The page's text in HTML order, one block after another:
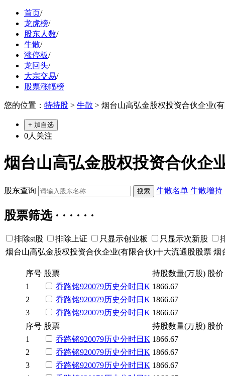
首页/
龙虎榜/
股东人数/
牛散/
涨停板/
龙回头/
大宗交易/
股票涨幅榜
您的位置： 特特股 > 牛散 > 烟台山高弘金股权投资合伙企业(
+ 加自选
0人关注
烟台山高弘金股权投资合伙企
股东查询 牛散名单 牛散增持
股票筛选 · · · · · ·
排除st股 排除上证 只显示创业板 只显示次新股
烟台山高弘金股权投资合伙企业(有限合伙)十大流通股股票 烟
序号 股票 持股数量(万股) 股价
1
乔路铭920079历史分时日K 1866.67
2
乔路铭920079历史分时日K 1866.67
3
乔路铭920079历史分时日K 1866.67
序号 股票 持股数量(万股) 股价
1
乔路铭920079历史分时日K 1866.67
2
乔路铭920079历史分时日K 1866.67
3
乔路铭920079历史分时日K 1866.67